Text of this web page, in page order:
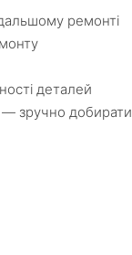
ремонті
деталей
— зручно